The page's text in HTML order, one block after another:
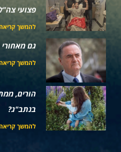
פצועי
להמשך
גם
להמשך
הורים,
בנתב"ג?
להמשך